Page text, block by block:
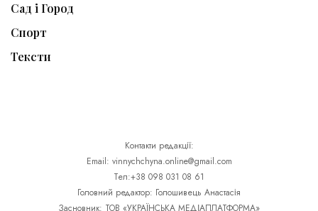
Сад і Город
Спорт
Тексти
Контакти редакції:
Email: vinnychchyna.online@gmail.com
Тел:+38 098 031 08 61
Головний редактор: Голошивець Анастасія
Засновник: ТОВ «УКРАЇНСЬКА МЕДІАПЛАТФОРМА»